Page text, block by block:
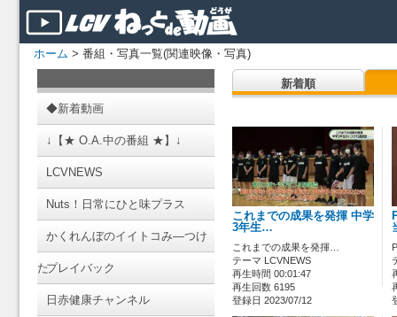
ホーム > 番組・写真一覧(関連映像・写真)
◆新着動画
↓【★ O.A.中の番組 ★】↓
LCVNEWS
Nuts！日常にひと味プラス
かくれんぼのイイトコみ―つけ
たプレイバック
日赤健康チャンネル
新着順
これまでの成果を発揮 中学
3年生…
これまでの成果を発揮…
テーマ LCVNEWS
再生時間 00:01:47
再生回数 6195
登録日 2023/07/12